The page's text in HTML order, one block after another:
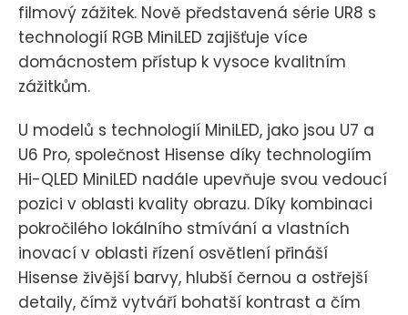
filmový zážitek. Nově představená série UR8 s
technologií RGB MiniLED zajišťuje více
domácnostem přístup k vysoce kvalitním
zážitkům.
U modelů s technologií MiniLED, jako jsou U7 a
U6 Pro, společnost Hisense díky technologiím
Hi-QLED MiniLED nadále upevňuje svou vedoucí
pozici v oblasti kvality obrazu. Díky kombinaci
pokročilého lokálního stmívání a vlastních
inovací v oblasti řízení osvětlení přináší
Hisense živější barvy, hlubší černou a ostřejší
detaily, čímž vytváří bohatší kontrast a čím